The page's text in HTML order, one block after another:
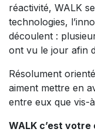
réactivité, WALK
technologies,
découlent :
ont vu le jour afin
Résolument
aiment mettre en
entre eux que vis-
WALK c’est